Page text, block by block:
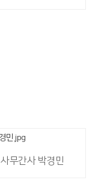
사무간사 박경민